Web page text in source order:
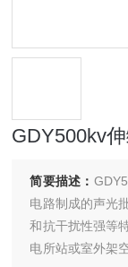
GDY500kv
简要描述：
电路制成的声光
和抗干扰性强等
电所站或室外架